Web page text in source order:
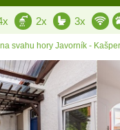
2x 3x
na svahu hory Javorník -